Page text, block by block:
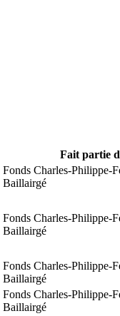
Fait partie
Fonds Charles-Philippe-
Baillairgé
Fonds Charles-Philippe-
Baillairgé
Fonds Charles-Philippe-
Baillairgé
Fonds Charles-Philippe-
Baillairgé